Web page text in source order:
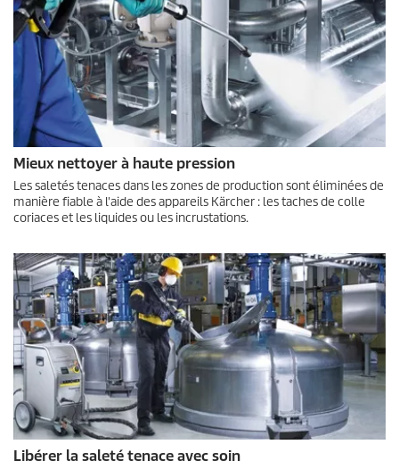
Mieux nettoyer à haute pression
Les saletés tenaces dans les zones de production sont éliminées de
manière fiable à l'aide des appareils Kärcher : les taches de colle
coriaces et les liquides ou les incrustations.
Libérer la saleté tenace avec soin